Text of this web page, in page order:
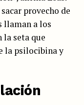
provecho de
llaman a los
la seta que
la psilocibina y